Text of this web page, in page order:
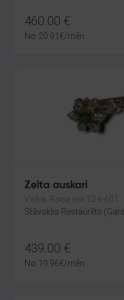
460.00 €
No 20.91 €/mēn.
Zelta auskari
Valka, Raiņa iela 12 k-601
Stāvoklis Restaurēts
439.00 €
No 19.96€/mēn.